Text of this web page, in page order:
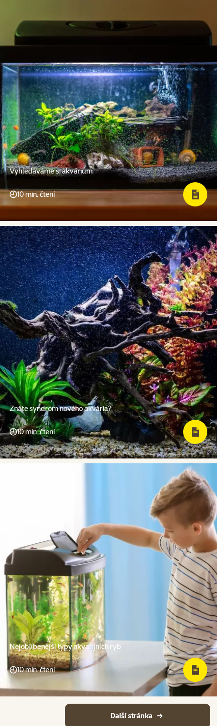
Vyhledáváme si akvárium
10 min. čtení
Znáte syndrom nového akvária?
10 min. čtení
Nejoblíbenější typy akvarijních ryb
10 min. čtení
Další stránka